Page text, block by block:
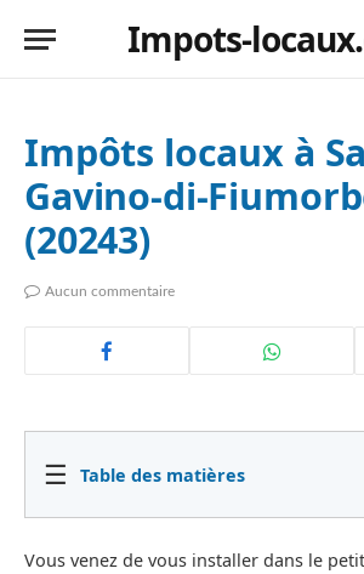
Impots-
Impôts locaux à
Gavino-di-
(20243)
Aucun commentaire
☰ Table des matières
Vous venez de vous installer dans le